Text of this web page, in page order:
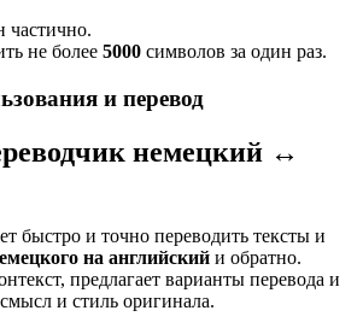
частично.
не более 5000 символов за один раз.
и перевод
немецкий ↔
быстро и точно переводить тексты и
на английский и обратно.
предлагает варианты перевода и
и стиль оригинала.